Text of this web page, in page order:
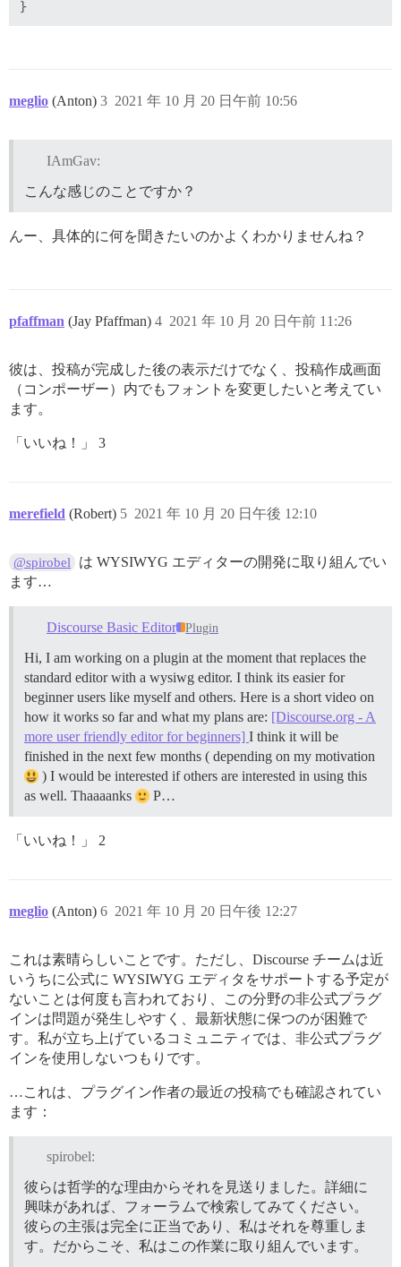
meglio (Anton) 2021 年 10 月 20 日午前 10:56
3
IAmGav:
こんな感じのことですか？
んー、具体的に何を聞きたいのかよくわかりませんね？
pfaffman (Jay Pfaffman) 2021 年 10 月 20 日午前 11:26
4
彼は、投稿が完成した後の表示だけでなく、投稿作成画面
（コンポーザー）内でもフォントを変更したいと考えてい
ます。
「いいね！」 3
merefield (Robert) 2021 年 10 月 20 日午後 12:10
5
@spirobel
は WYSIWYG エディターの開発に取り組んでい
ます…
Discourse Basic Editor Plugin
Hi, I am working on a plugin at the moment that replaces the
standard editor with a wysiwg editor. I think its easier for
beginner users like myself and others. Here is a short video on
how it works so far and what my plans are: [Discourse.org - A
more user friendly editor for beginners] I think it will be
finished in the next few months ( depending on my motivation
) I would be interested if others are interested in using this
as well. Thaaaanks
P…
「いいね！」 2
meglio (Anton) 2021 年 10 月 20 日午後 12:27
6
これは素晴らしいことです。ただし、Discourse チームは近
いうちに公式に WYSIWYG エディタをサポートする予定が
ないことは何度も言われており、この分野の非公式プラグ
インは問題が発生しやすく、最新状態に保つのが困難で
す。私が立ち上げているコミュニティでは、非公式プラグ
インを使用しないつもりです。
…これは、プラグイン作者の最近の投稿でも確認されてい
ます：
spirobel:
彼らは哲学的な理由からそれを見送りました。詳細に
興味があれば、フォーラムで検索してみてください。
彼らの主張は完全に正当であり、私はそれを尊重しま
す。だからこそ、私はこの作業に取り組んでいます。